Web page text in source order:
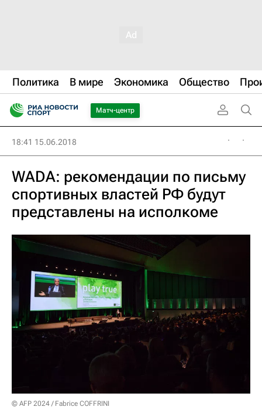
Политика В мире Экономика Общество
Матч-центр
18:41 15.06.2018
WADA: рекомендации по письму
спортивных властей РФ будут
представлены на исполкоме
© AFP 2024 / Fabrice COFFRINI